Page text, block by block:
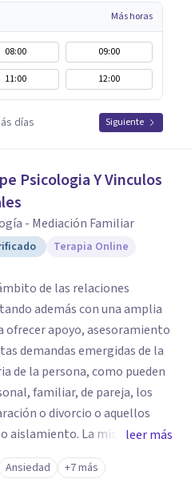
Más horas
08:00
09:00
11:00 12:00
días Siguiente
Psicologia Y Vinculos
- Mediación Familiar
Terapia Online
de las relaciones
además con una amplia
ofrecer apoyo, asesoramiento
demandas emergidas de la
de la persona, como pueden
familiar, de pareja, los
o divorcio o aquellos
aislamiento. La misión es
de las personas mediante
leer más
Ansiedad +7 más